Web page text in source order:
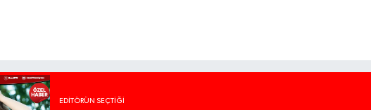
EDITÖRÜN SEÇTIĞI